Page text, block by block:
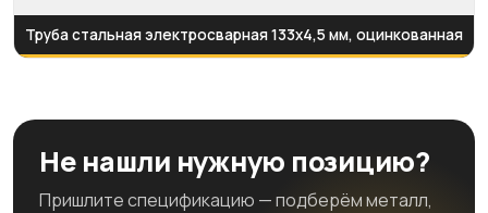
Труба стальная электросварная 133x4,5 мм, оцинкованная
Не нашли нужную позицию?
Пришлите спецификацию — подберём металл,